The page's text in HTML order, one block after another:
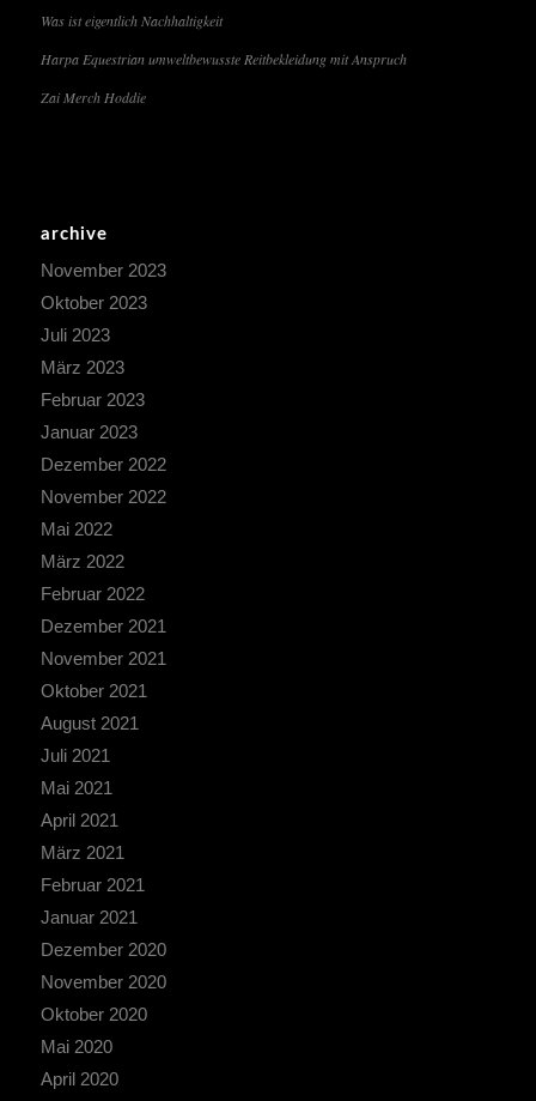
Was ist eigentlich Nachhaltigkeit
Harpa Equestrian umweltbewusste Reitbekleidung mit Anspruch
Zai Merch Hoddie
archive
November 2023
Oktober 2023
Juli 2023
März 2023
Februar 2023
Januar 2023
Dezember 2022
November 2022
Mai 2022
März 2022
Februar 2022
Dezember 2021
November 2021
Oktober 2021
August 2021
Juli 2021
Mai 2021
April 2021
März 2021
Februar 2021
Januar 2021
Dezember 2020
November 2020
Oktober 2020
Mai 2020
April 2020